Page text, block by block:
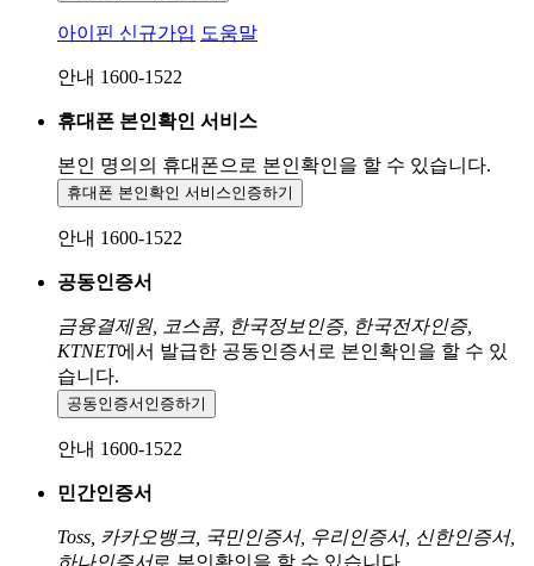
아이핀 신규가입 도움말
안내 1600-1522
휴대폰 본인확인 서비스
본인 명의의 휴대폰으로 본인확인을 할 수 있습니다.
휴대폰 본인확인 서비스인증하기
안내 1600-1522
공동인증서
금융결제원, 코스콤, 한국정보인증, 한국전자인증,
KTNET에서 발급한 공동인증서로 본인확인을 할 수 있
습니다.
공동인증서 인증하기
안내 1600-1522
민간인증서
Toss, 카카오뱅크, 국민인증서, 우리인증서, 신한인증서,